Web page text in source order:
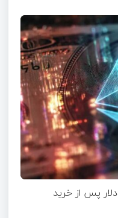
رشد قیمت اتریوم به بالای ۳,۰۰۰ دلار پس از خرید